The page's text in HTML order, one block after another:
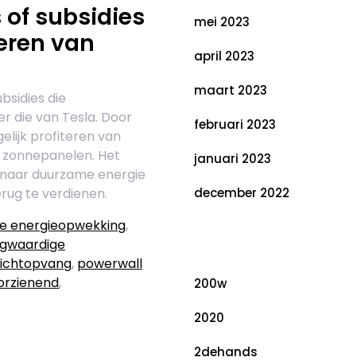
of subsidies
van
die
die van Tesla. Door
profiteren van
Het
duurzame energie
te verdienen.
energieopwekking,
, powerwall
,
mei 2023
april 2023
maart 2023
februari 2023
januari 2023
december 2022
200w
2020
2dehands